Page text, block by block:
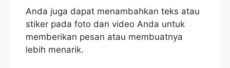
Anda juga dapat menambahkan teks atau
stiker pada foto dan video Anda untuk
memberikan pesan atau membuatnya
lebih menarik.